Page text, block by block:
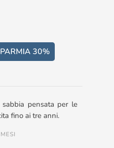
30%
pensata per le
fino ai tre anni.